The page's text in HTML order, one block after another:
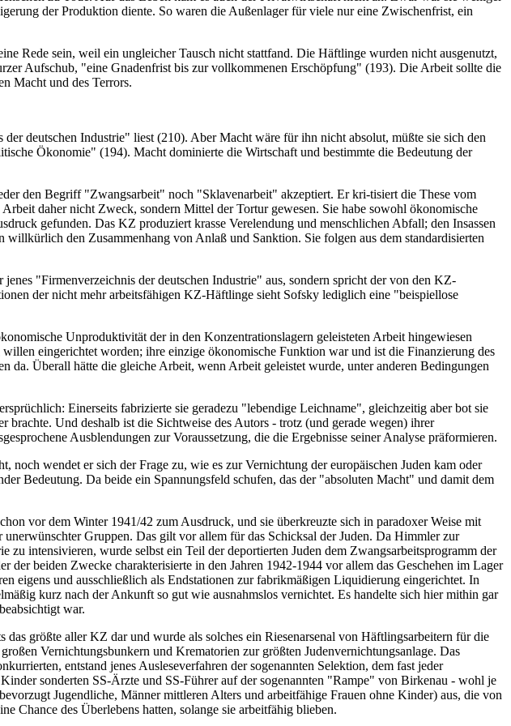
der Produktion diente. So waren die Außenlager für viele nur eine Zwischenfrist, ein
Rede sein, weil ein ungleicher Tausch nicht stattfand. Die Häftlinge wurden nicht ausgenutzt,
Aufschub, "eine Gnadenfrist bis zur vollkommenen Erschöpfung" (193). Die Arbeit sollte die
Macht und des Terrors.
deutschen Industrie" liest (210). Aber Macht wäre für ihn nicht absolut, müßte sie sich den
Ökonomie" (194). Macht dominierte die Wirtschaft und bestimmte die Bedeutung der
den Begriff "Zwangsarbeit" noch "Sklavenarbeit" akzeptiert. Er kri-tisiert die These vom
daher nicht Zweck, sondern Mittel der Tortur gewesen. Sie habe sowohl ökonomische
gefunden. Das KZ produziert krasse Verelendung und menschlichen Abfall; den Insassen
den Zusammenhang von Anlaß und Sanktion. Sie folgen aus dem standardisierten
"Firmenverzeichnis der deutschen Industrie" aus, sondern spricht der von den KZ-
der nicht mehr arbeitsfähigen KZ-Häftlinge sieht Sofsky lediglich eine "beispiellose
Unproduktivität der in den Konzentrationslagern geleisteten Arbeit hingewiesen
eingerichtet worden; ihre einzige ökonomische Funktion war und ist die Finanzierung des
da. Überall hätte die gleiche Arbeit, wenn Arbeit geleistet wurde, unter anderen Bedingungen
Einerseits fabrizierte sie geradezu "lebendige Leichname", gleichzeitig aber bot sie
Und deshalb ist die Sichtweise des Autors - trotz (und gerade wegen) ihrer
Ausblendungen zur Voraussetzung, die die Ergebnisse seiner Analyse präformieren.
wendet er sich der Frage zu, wie es zur Vernichtung der europäischen Juden kam oder
Bedeutung. Da beide ein Spannungsfeld schufen, das der "absoluten Macht" und damit dem
vor dem Winter 1941/42 zum Ausdruck, und sie überkreuzte sich in paradoxer Weise mit
Gruppen. Das gilt vor allem für das Schicksal der Juden. Da Himmler zur
intensivieren, wurde selbst ein Teil der deportierten Juden dem Zwangsarbeitsprogramm der
beiden Zwecke charakterisierte in den Jahren 1942-1944 vor allem das Geschehen im Lager
eigens und ausschließlich als Endstationen zur fabrikmäßigen Liquidierung eingerichtet. In
kurz nach der Ankunft so gut wie ausnahmslos vernichtet. Es handelte sich hier mithin gar
war.
größte aller KZ dar und wurde als solches ein Riesenarsenal von Häftlingsarbeitern für die
Vernichtungsbunkern und Krematorien zur größten Judenvernichtungsanlage. Das
entstand jenes Ausleseverfahren der sogenannten Selektion, dem fast jeder
sonderten SS-Ärzte und SS-Führer auf der sogenannten "Rampe" von Birkenau - wohl je
Jugendliche, Männer mittleren Alters und arbeitfähige Frauen ohne Kinder) aus, die von
Chance des Überlebens hatten, solange sie arbeitfähig blieben.